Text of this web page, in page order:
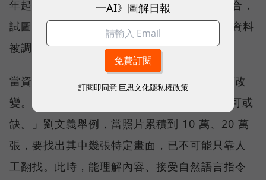
年起，把公司發展定調在 AI 與高速網路的融合，
試圖讓 NAS 從資料保存的位置，進一步成為資料
被調用的位置。
當資料量持續擴大，搜尋與管理方式也會跟著改
變。「在 NAS 裡放入 AI Agent 會越來越不可或
缺。」劉文義舉例，當照片累積到 10 萬、20 萬
張，要找出其中幾張特定畫面，已不可能只靠人
工翻找。此時，能理解內容、接受自然語言指令
一AI》圖解日報
訂閱即同意 巨思文化隱私權政策